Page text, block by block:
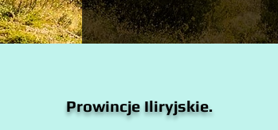
Prowincje Iliryjskie.